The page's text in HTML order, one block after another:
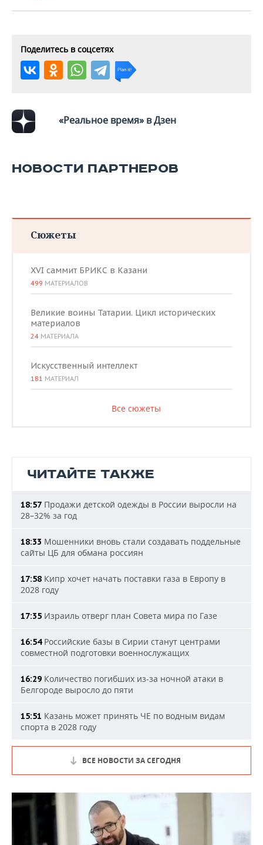
КИБЕРСПОРТ
ФИГУРНОЕ КАТАНИЕ
ХОККЕЙ С МЯЧОМ
КУЛЬТУРА
МЕДИЦИНА
ПРОИСШЕСТВИЯ
СПИСОК КОМПАНИЙ
Поделитесь в соцсетях
«Реальное время» в Дзен
НОВОСТИ ПАРТНЕРОВ
Сюжеты
XVI саммит БРИКС в Казани
499 МАТЕРИАЛОВ
Великие воины Татарии. Цикл исторических
материалов
24 МАТЕРИАЛА
Искусственный интеллект
181 МАТЕРИАЛ
Все сюжеты
ЧИТАЙТЕ ТАКЖЕ
18:57 Продажи детской одежды в России выросли на
28–32% за год
18:33 Мошенники вновь стали создавать поддельные
сайты ЦБ для обмана россиян
17:58 Кипр хочет начать поставки газа в Европу в
2028 году
17:35 Израиль отверг план Совета мира по Газе
16:54Российские базы в Сирии станут центрами
совместной подготовки военнослужащих
16:29 Количество погибших из-за ночной атаки в
Белгороде выросло до пяти
15:51 Казань может принять ЧЕ по водным видам
спорта в 2028 году
ВСЕ НОВОСТИ ЗА СЕГОДНЯ